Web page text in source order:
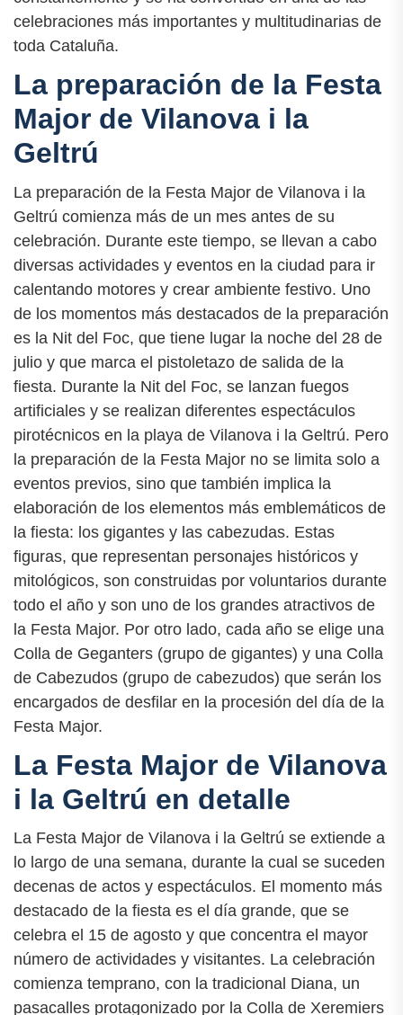
celebraciones más importantes y multitudinarias de
toda Cataluña.
La preparación de la Festa
Major de Vilanova i la
Geltrú
La preparación de la Festa Major de Vilanova i la
Geltrú comienza más de un mes antes de su
celebración. Durante este tiempo, se llevan a cabo
diversas actividades y eventos en la ciudad para ir
calentando motores y crear ambiente festivo. Uno
de los momentos más destacados de la preparación
es la Nit del Foc, que tiene lugar la noche del 28 de
julio y que marca el pistoletazo de salida de la
fiesta. Durante la Nit del Foc, se lanzan fuegos
artificiales y se realizan diferentes espectáculos
pirotécnicos en la playa de Vilanova i la Geltrú. Pero
la preparación de la Festa Major no se limita solo a
eventos previos, sino que también implica la
elaboración de los elementos más emblemáticos de
la fiesta: los gigantes y las cabezudas. Estas
figuras, que representan personajes históricos y
mitológicos, son construidas por voluntarios durante
todo el año y son uno de los grandes atractivos de
la Festa Major. Por otro lado, cada año se elige una
Colla de Geganters (grupo de gigantes) y una Colla
de Cabezudos (grupo de cabezudos) que serán los
encargados de desfilar en la procesión del día de la
Festa Major.
La Festa Major de Vilanova
i la Geltrú en detalle
La Festa Major de Vilanova i la Geltrú se extiende a
lo largo de una semana, durante la cual se suceden
decenas de actos y espectáculos. El momento más
destacado de la fiesta es el día grande, que se
celebra el 15 de agosto y que concentra el mayor
número de actividades y visitantes. La celebración
comienza temprano, con la tradicional Diana, un
pasacalles protagonizado por la Colla de Xeremiers